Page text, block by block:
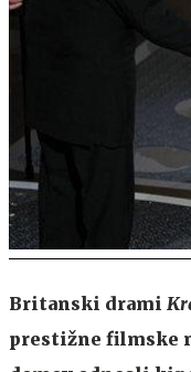
Britanski drami
prestižne filmske